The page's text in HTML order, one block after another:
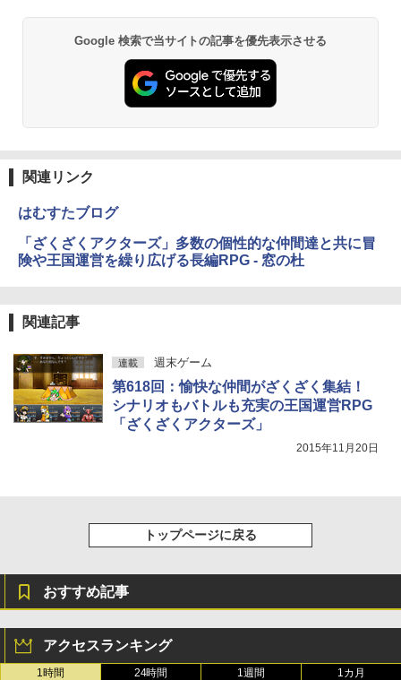
Kindle Paperwhite シグニチャーエディ
ション (32GB) 7インチディスプレイ、明
るさ自動調整、色調調節ライト、12週間
持続バッテリー、広告なし、メタリック
ブラック
イ、色調調節ライト、最大8週間持続バッ
テリー、広告無し、ブラック (2025年発
売)
New Amazon Kindle Scribe Colorsoft |
11インチカラーディスプレイ、64GBスト
レージ、ノート機能搭載、明るさ自動調
整、色調調節ライト、プレミアムペン付
き、グラファイト
Google 検索で当サイトの記事を優先表示させる
関連リンク
はむすたブログ
「ざくざくアクターズ」多数の個性的な仲間達と共に冒
険や王国運営を繰り広げる長編RPG - 窓の杜
関連記事
連載 週末ゲーム
第618回：愉快な仲間がざくざく集結！
シナリオもバトルも充実の王国運営RPG
「ざくざくアクターズ」
2015年11月20日
トップページに戻る
おすすめ記事
アクセスランキング
1時間 24時間 1週間 1カ月